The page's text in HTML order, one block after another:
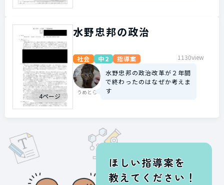
4ページ
水野忠邦の政治
社会 中2 指導案 1130view
うめとら
水野忠邦の政治改革が２年間
で終わったのはなぜか考えま
す
ほしい指導案を
教えてください！